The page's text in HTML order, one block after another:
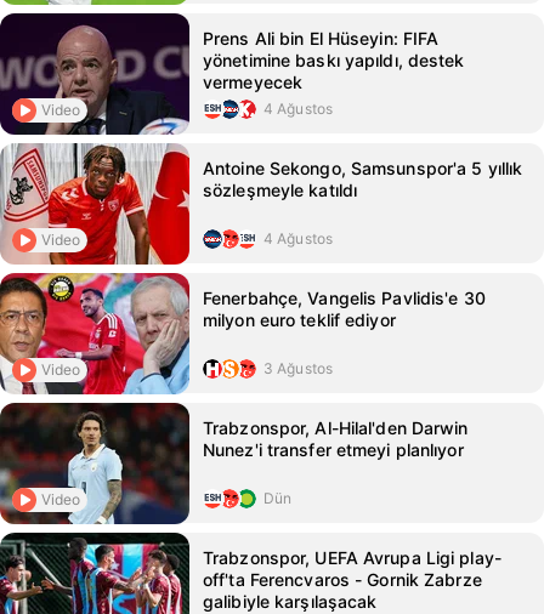
Video
Prens Ali bin El Hüseyin: FIFA
yönetimine baskı yapıldı, destek
vermeyecek
4 Ağustos
Video
Antoine Sekongo, Samsunspor'a 5 yıllık
sözleşmeyle katıldı
4 Ağustos
Video
Fenerbahçe, Vangelis Pavlidis'e 30
milyon euro teklif ediyor
3 Ağustos
Video
Trabzonspor, Al-Hilal'den Darwin
Nunez'i transfer etmeyi planlıyor
Dün
Trabzonspor, UEFA Avrupa Ligi play-
off'ta Ferencvaros - Gornik Zabrze
galibiyle karşılaşacak